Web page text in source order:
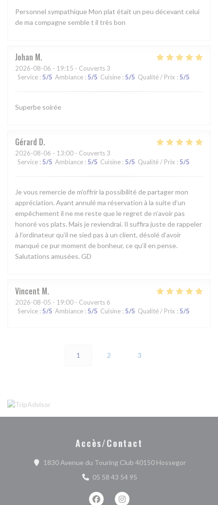
Personnel sympathique Mon plat était un peu décevant celui
de ma compagne semble t il très bon
Johan M
2026-08-06 - 19:15 - Couverts 3
Service : 5/5 Ambiance : 5/5 Cuisine : 5/5 Qualité / Prix : 5/5
Superbe soirée
Gérard D
2026-08-06 - 13:00 - Couverts 3
Service : 5/5 Ambiance : 5/5 Cuisine : 5/5 Qualité / Prix : 5/5
Je vous remercie de m’offrir la possibilité de partager mon
appréciation. Ayant annulé ma réservation à la suite d’un
empêchement il ne me reste que le regret de n’avoir pas
honoré vos plats. Mais je reviendrai. Il suffira juste de rappeler
à l’ordinateur qu’il ne sied pas à un client, désolé d’avoir
manqué ce pur moment de bonheur, ce qu’il en pense.
Salutations amusées. GD
Vincent M
2026-08-05 - 19:00 - Couverts 6
Service : 5/5 Ambiance : 5/5 Cuisine : 5/5 Qualité / Prix : 5/5
1 2 3
Accès/Contact
1830 Avenue du Touring Club 40150 Hossegor((ouvre
05 58 43 54 95